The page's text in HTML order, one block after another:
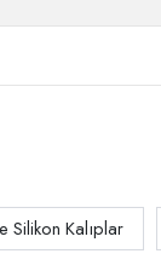
Silikon Kalıplar